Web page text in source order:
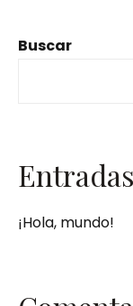
Buscar
¡Hola, mundo!